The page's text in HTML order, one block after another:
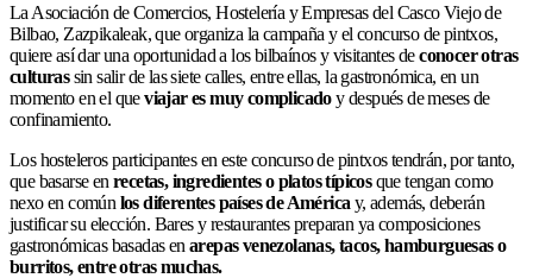
La Asociación de Comercios, Hostelería y Empresas del Casco Viejo de
Bilbao, Zazpikaleak, que organiza la campaña y el concurso de pintxos,
quiere así dar una oportunidad a los bilbaínos y visitantes deconocer otras
culturassin salir de las siete calles, entre ellas, la gastronómica, en un
momento en el queviajar es muy complicadoy después de meses de
confinamiento.
Los hosteleros participantes en este concurso de pintxos tendrán, por tanto,
que basarse enrecetas, ingredientes o platos típicosque tengan como
nexo en común los diferentes países de América y, además, deberán
justificar su elección. Bares y restaurantes preparan ya composiciones
gastronómicas basadas en arepas venezolanas, tacos, hamburguesas o
burritos, entre otras muchas.